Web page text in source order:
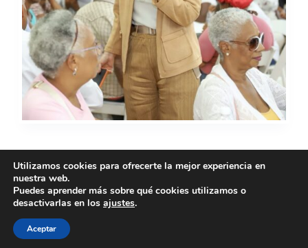
Copyright © 2026 - Tema para WordPress de
Utilizamos cookies para ofrecerte la mejor experiencia en
nuestra web.
Puedes aprender más sobre qué cookies utilizamos o
desactivarlas en los ajustes.
Aceptar